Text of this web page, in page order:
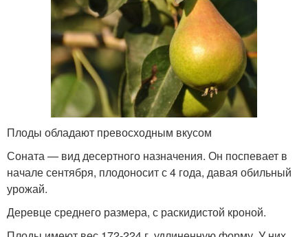
Плоды обладают превосходным вкусом
Соната — вид десертного назначения. Он поспевает в
начале сентября, плодоносит с 4 года, давая обильный
урожай.
Деревце среднего размера, с раскидистой кроной.